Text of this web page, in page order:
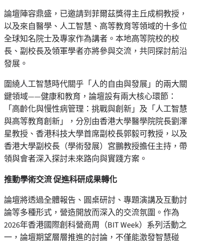
論壇陣容鼎盛，已邀請到菲爾茲獎得主丘成桐教授，
以及來自醫學、人工智慧、高等教育等領域的十多位
全球知名院士及專家作為講者。本地高等院校的校
長、副校長及領軍學者亦將參與交流，共同探討前沿
發展。
圍繞人工智慧時代關乎 「人的自由與發展」 的兩大關
鍵領域——健康和教育，論壇設有兩大核心環節：
「高齡化與慢性病管理：挑戰與創新」及「人工智慧
與高等教育創新」，分別由香港大學醫學院院長劉澤
星教授、香港科技大學首席副校長郭毅可教授，以及
香港大學副校長（學術發展）宮鵬教授擔任主持，帶
領與會者深入探討未來路向與實踐方案。
推動學術交流 促進科研成果轉化
論壇將透過全體報告、圓桌研討、專題演講及互動討
論等多種形式，營造開放而深入的交流氛圍。作為
2026年香港國際創科營商周（BIT Week）系列活動之
一，論壇期望層層推進的討論，不僅能激發智慧碰